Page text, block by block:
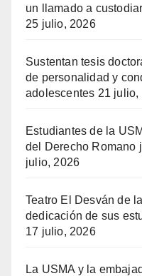
un llamado a
25 julio, 2026
Sustentan tesis
de personalidad y
adolescentes 21 julio,
Estudiantes de la
del Derecho Romano
julio, 2026
Teatro El Desván de
dedicación de sus
17 julio, 2026
La USMA y la